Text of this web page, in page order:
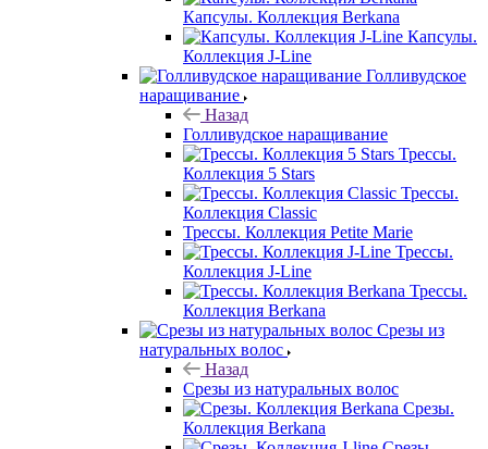
Капсулы. Коллекция Berkana
Капсулы.
Коллекция J-Line
Голливудское
наращивание
Назад
Голливудское наращивание
Трессы.
Коллекция 5 Stars
Трессы.
Коллекция Classic
Трессы. Коллекция Petite Marie
Трессы.
Коллекция J-Line
Трессы.
Коллекция Berkana
Срезы из
натуральных волос
Назад
Срезы из натуральных волос
Срезы.
Коллекция Berkana